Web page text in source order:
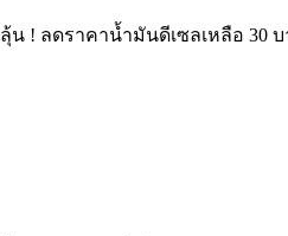
ลุ้น ! ลดราคาน้ำมันดีเซลเหลือ 30